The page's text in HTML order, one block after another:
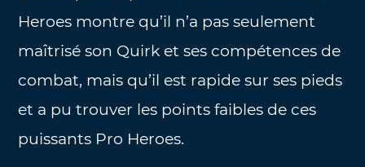
Heroes montre qu’il n’a pas seulement
maîtrisé son Quirk et ses compétences de
combat, mais qu’il est rapide sur ses pieds
et a pu trouver les points faibles de ces
puissants Pro Heroes.